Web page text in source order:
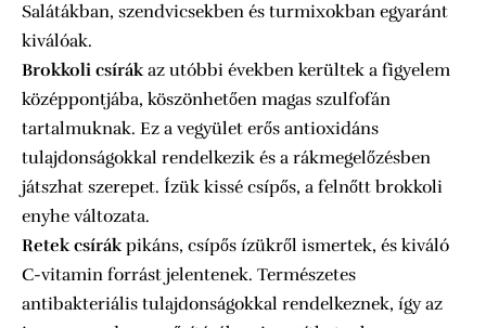
Salátákban, szendvicsekben és turmixokban egyaránt
kiválóak.
Brokkoli csírákaz utóbbi években kerültek a figyelem
középpontjába, köszönhetően magas szulfofán
tartalmuknak. Ez a vegyület erős antioxidáns
tulajdonságokkal rendelkezik és a rákmegelőzésben
játszhat szerepet. Ízük kissé csípős, a felnőtt brokkoli
enyhe változata.
Retek csírákpikáns, csípős ízükről ismertek, és kiváló
C-vitamin forrást jelentenek. Természetes
antibakteriális tulajdonságokkal rendelkeznek, így az